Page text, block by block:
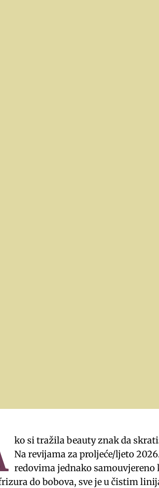
ko si tražila beauty znak da
Na revijama za proljeće/ljeto
redovima jednako samouvjereno
do bobova, sve je u čistim